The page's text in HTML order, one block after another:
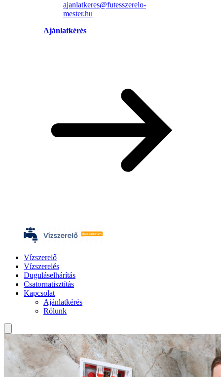
ajanlatkeres@futesszerelo-
mester.hu
Ajánlatkérés
Vízszerelő
Vízszerelés
Duguláselhárítás
Csatornatisztítás
Kapcsolat
Ajánlatkérés
Rólunk